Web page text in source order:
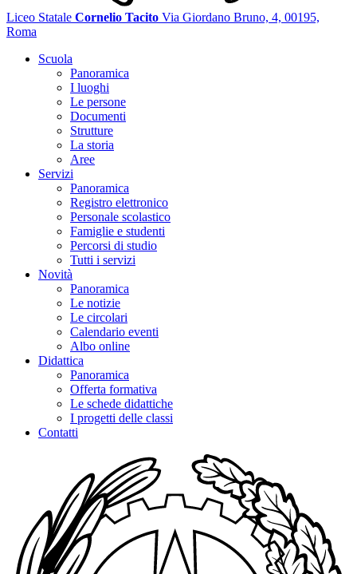
Liceo Statale Cornelio Tacito Via Giordano Bruno, 4, 00195,
Roma
Scuola
Panoramica
I luoghi
Le persone
Documenti
Strutture
La storia
Aree
Servizi
Panoramica
Registro elettronico
Personale scolastico
Famiglie e studenti
Percorsi di studio
Tutti i servizi
Novità
Panoramica
Le notizie
Le circolari
Calendario eventi
Albo online
Didattica
Panoramica
Offerta formativa
Le schede didattiche
I progetti delle classi
Contatti